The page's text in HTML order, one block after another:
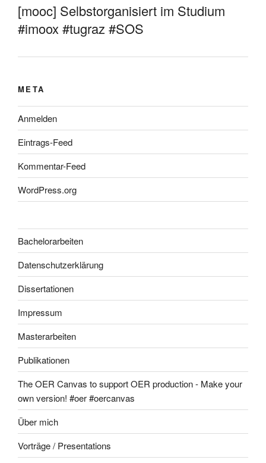
[mooc] Selbstorganisiert im Studium
#imoox #tugraz #SOS
META
Anmelden
Eintrags-Feed
Kommentar-Feed
WordPress.org
Bachelorarbeiten
Datenschutzerklärung
Dissertationen
Impressum
Masterarbeiten
Publikationen
The OER Canvas to support OER production - Make your
own version! #oer #oercanvas
Über mich
Vorträge / Presentations